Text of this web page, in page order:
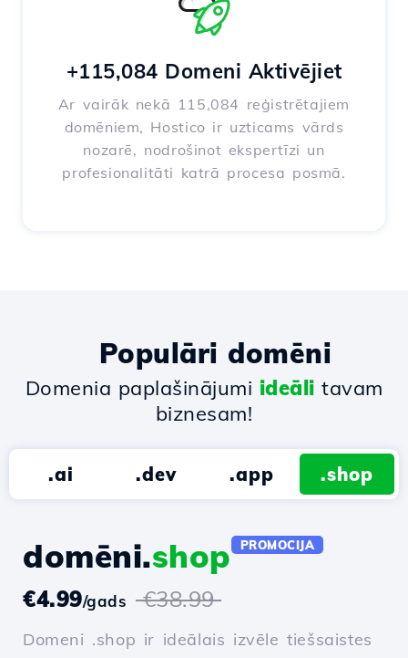
+115,084 Domeni Aktivējiet
Ar vairāk nekā 115,084 reģistrētajiem
domēniem, Hostico ir uzticams vārds
nozarē, nodrošinot ekspertīzi un
profesionalitāti katrā procesa posmā.
Populāri domēni
Domenia paplašinājumi ideāli tavam
biznesam!
.ai .dev .app .shop
domēni.shop PROMOCIJA
€4.99/gads €38.99
Domeni .shop ir ideālais izvēle tiešsaistes